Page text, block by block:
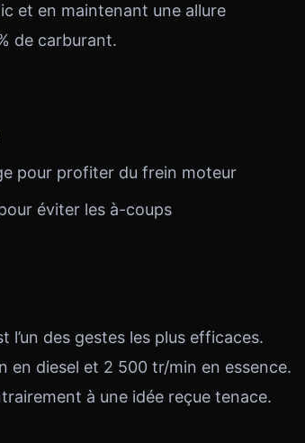
et en maintenant une allure
de carburant.
pour profiter du frein moteur
éviter les à-coups
des gestes les plus efficaces.
en diesel et 2 500 tr/min en essence.
à une idée reçue tenace.